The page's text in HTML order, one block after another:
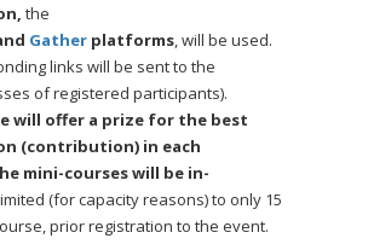
the
Gather platforms, will be used.
links will be sent to the
of registered participants).
will offer a prize for the best
(contribution) in each
mini-courses will be in-
(for capacity reasons) to only 15
prior registration to the event.